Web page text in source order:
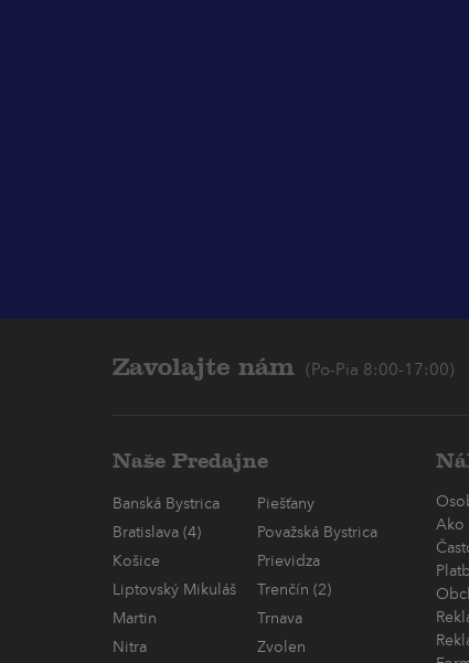
Zavolajte nám (Po-Pia 8:00-17:00)
Naše Predajne
Banská Bystrica
Piešťany
Bratislava (4)
Považská Bystrica
Košice
Prievidza
Liptovský Mikuláš
Trenčín (2)
Martin
Trnava
Nitra
Zvolen
Ako